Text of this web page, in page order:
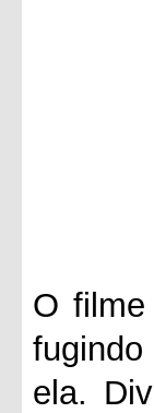
O
ela.